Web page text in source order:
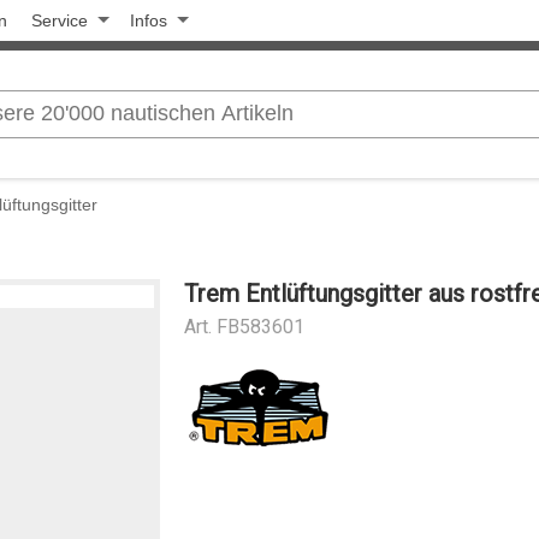
Service Infos
Trem Entlüftungsgitter aus
Art. FB583601